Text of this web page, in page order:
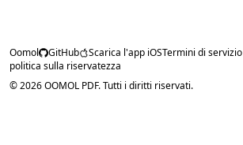
Oomol GitHub Scarica l'app iOSTermini di servizio
politica sulla riservatezza
© 2026 OOMOL PDF. Tutti i diritti riservati.